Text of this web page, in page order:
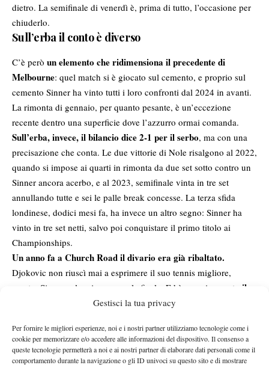
Gestisci la tua privacy
Per fornire le migliori esperienze, noi e i nostri partner utilizziamo tecnologie come i
cookie per memorizzare e/o accedere alle informazioni del dispositivo. Il consenso a
queste tecnologie permetterà a noi e ai nostri partner di elaborare dati personali come il
comportamento durante la navigazione o gli ID univoci su questo sito e di mostrare
dietro. La semifinale di venerdì è, prima di tutto, l’occasione per
chiuderlo.
Sull’erba il conto è diverso
C’è però un elemento che ridimensiona il precedente di
Melbourne: quel match si è giocato sul cemento, e proprio sul
cemento Sinner ha vinto tutti i loro confronti dal 2024 in avanti.
La rimonta di gennaio, per quanto pesante, è un’eccezione
recente dentro una superficie dove l’azzurro ormai comanda.
Sull’erba, invece, il bilancio dice 2-1 per il serbo, ma con una
precisazione che conta. Le due vittorie di Nole risalgono al 2022,
quando si impose ai quarti in rimonta da due set sotto contro un
Sinner ancora acerbo, e al 2023, semifinale vinta in tre set
annullando tutte e sei le palle break concesse. La terza sfida
londinese, dodici mesi fa, ha invece un altro segno: Sinner ha
vinto in tre set netti, salvo poi conquistare il primo titolo ai
Championships.
Un anno fa a Church Road il divario era già ribaltato.
Djokovic non riuscì mai a esprimere il suo tennis migliore,
mentre Sinner veleggiava verso la finale. Ed è proprio questo il
precedente più fresco tra i due sull’erba, più indicativo del 2-1
forza erano opposti.
La freschezza contro l’esperienza